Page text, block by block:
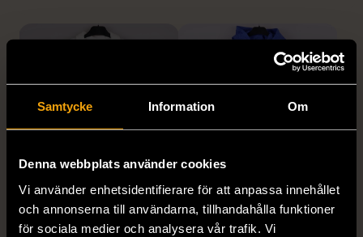
Samtycke Information Om
Denna webbplats använder cookies
Vi använder enhetsidentifierare för att anpassa innehållet
och annonserna till användarna, tillhandahålla funktioner
för sociala medier och analysera vår trafik. Vi
1/5
EAST WEST
East West vit piké tröja i
CHAMPION
Champion blå vintage